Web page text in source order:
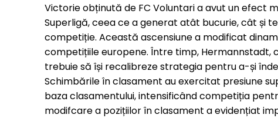
Victorie obținută de FC Voluntari a avut un efect
Superligă, ceea ce a generat atât bucurie, cât și
competiție. Această ascensiune a modificat
competițiile europene. Între timp, Hermannstadt,
trebuie să își recalibreze strategia pentru a-și
Schimbările în clasament au exercitat presiune
baza clasamentului, intensificând competiția
modifcare a pozițiilor în clasament a evidențiat